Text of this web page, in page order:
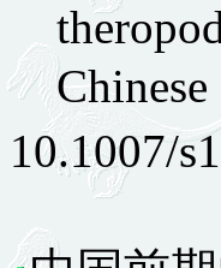
Chinese
10.1007/